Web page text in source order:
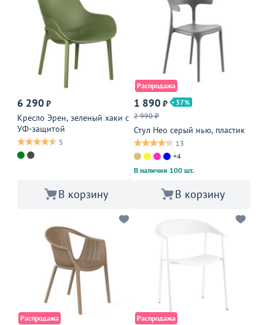
6 290 ₽
Кресло Эрен, зеленый хаки с
УФ-защитой
5
В корзину
Распродажа
1 890 ₽
37
2 990 ₽
Стул Нео серый нью, пластик
13
+4
В наличии 100 шт.
В корзину
Распродажа Распродажа